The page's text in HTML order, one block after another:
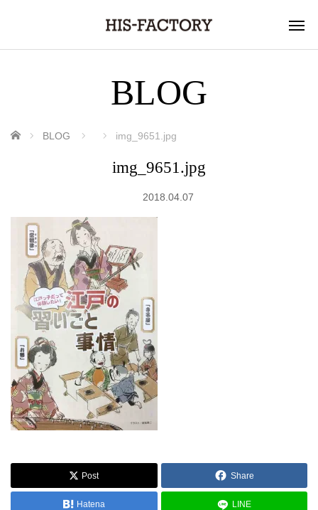
BLOG
ホーム BLOG img_9651.jpg
img_9651.jpg
2018.04.07
Post Share
Hatena LINE